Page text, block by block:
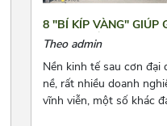
8 "BÍ KÍP VÀNG" GIÚP
PHÒNG HẰNG NĂM
Theo admin
Nền kinh tế sau cơn
nề, rất nhiều doanh
vĩnh viễn, một số khác
chi phí cố định phải